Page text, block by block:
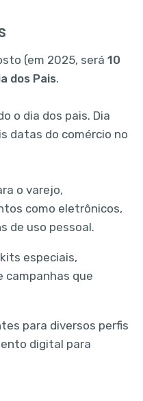
(em 2025, será 10
dos Pais.
o varejo,
como eletrônicos,
de uso pessoal.
especiais,
campanhas que
para diversos perfis
digital para